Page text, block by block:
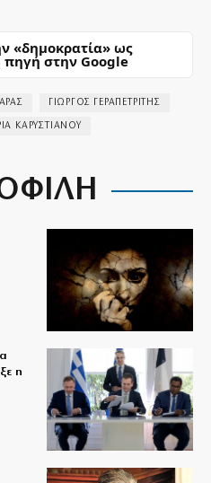
«δημοκρατία» ως
στην Google
ΓΙΩΡΓΟΣ ΓΕΡΑΠΕΤΡΙΤΗΣ
ΚΑΡΥΣΤΙΑΝΟΥ
η